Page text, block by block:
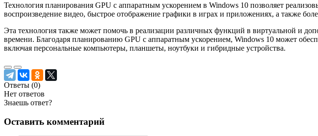
Технология планирования GPU с аппаратным ускорением в Windows 10 позволяет
воспроизведение видео, быстрое отображение графики в играх и приложениях, а также
Эта технология также может помочь в реализации различных функций в виртуальной и
времени. Благодаря планированию GPU с аппаратным ускорением, Windows 10 может
включая персональные компьютеры, планшеты, ноутбуки и гибридные устройства.
Ответы (0)
Нет ответов
Знаешь ответ?
Оставить комментарий